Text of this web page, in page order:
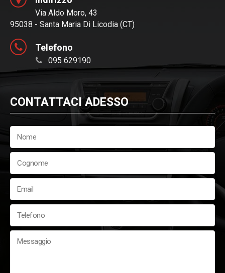
Via Aldo Moro, 43
95038 - Santa Maria Di Licodia (CT)
Telefono
095 629190
CONTATTACI ADESSO